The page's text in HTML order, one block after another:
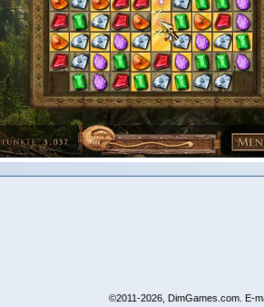
©2011-2026, DimGames.com. E-